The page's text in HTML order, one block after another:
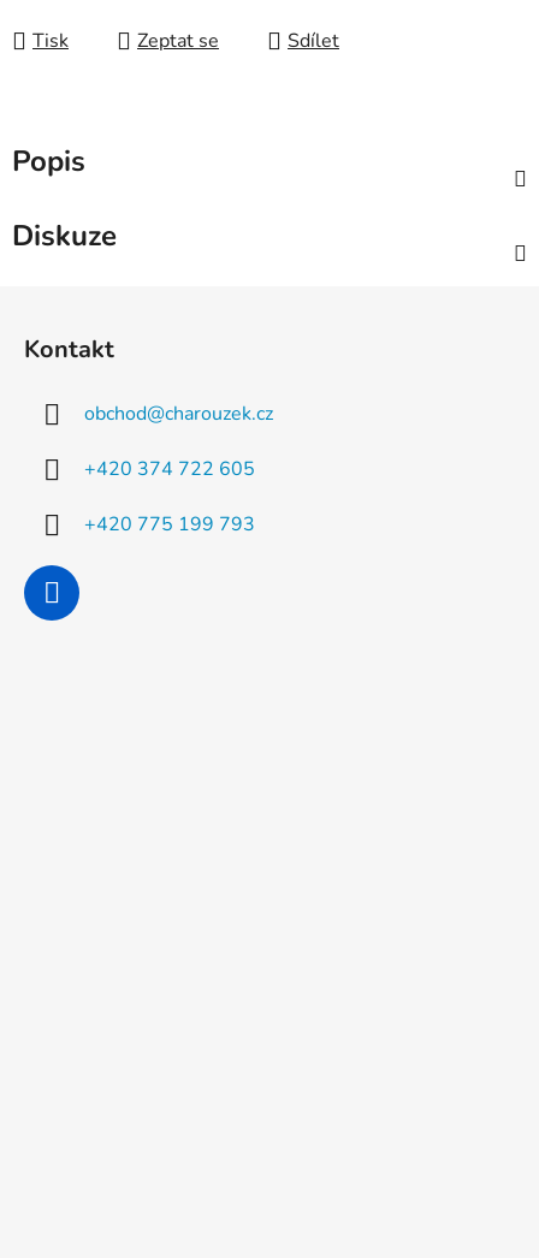
Tisk Zeptat se Sdílet
Popis
Diskuze
Kontakt
obchod@charouzek.cz
+420 374 722 605
+420 775 199 793